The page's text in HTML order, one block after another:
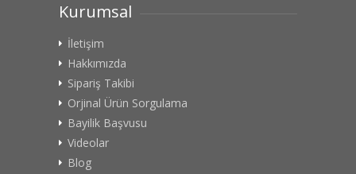
Kurumsal
İletişim
Hakkımızda
Sipariş Takibi
Orjinal Ürün Sorgulama
Bayilik Başvusu
Videolar
Blog